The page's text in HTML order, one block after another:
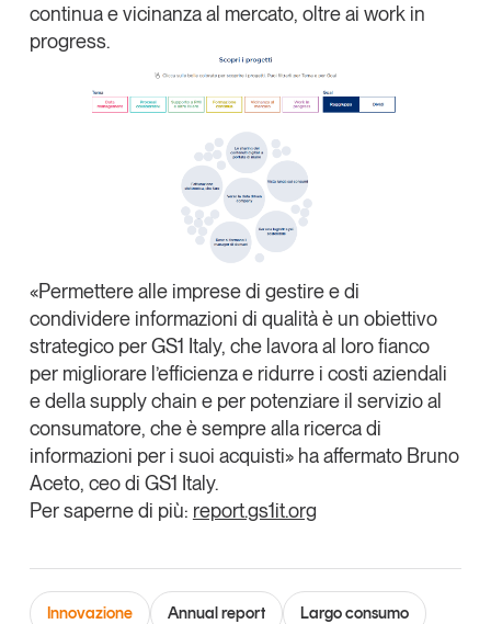
continuaevicinanza al mercato, oltre ai work in
progress.
«Permettere alle imprese di gestire e di
condividere informazioni di qualità è un obiettivo
strategico per GS1 Italy, che lavora al loro fianco
per migliorare l’efficienza e ridurre i costi aziendali
e della supply chain e per potenziare il servizio al
consumatore, che è sempre alla ricerca di
informazioni per i suoi acquisti» ha affermato Bruno
Aceto, ceo di GS1 Italy.
Per saperne di più: report.gs1it.org
Innovazione Annual report Largo consumo